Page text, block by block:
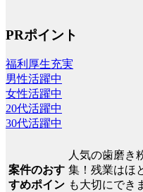
PRポイント
福利厚生充実
男性活躍中
女性活躍中
20代活躍中
30代活躍中
案件のおす
すめポイン
人気の歯磨き
集！残業はほ
も大切にでき